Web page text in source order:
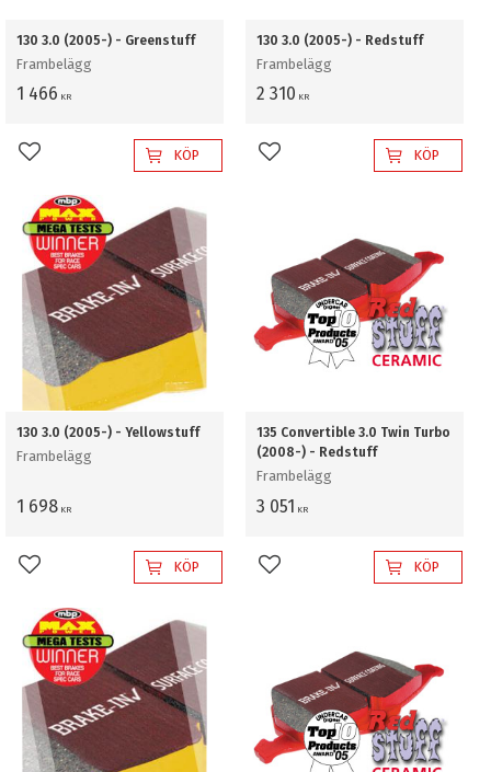
130 3.0 (2005-) - Greenstuff
Frambelägg
1 466 KR
Lägg till i favoriterKÖP
130 3.0 (2005-) - Redstuff
Frambelägg
2 310 KR
Lägg till i favoriterKÖP
130 3.0 (2005-) - Yellowstuff
Frambelägg
1 698 KR
Lägg till i favoriterKÖP
135 Convertible 3.0 Twin Turbo
(2008-) - Redstuff
Frambelägg
3 051 KR
Lägg till i favoriterKÖP